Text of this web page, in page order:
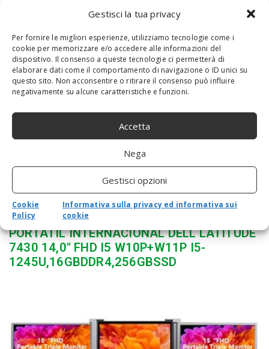
Gestisci la tua privacy
Per fornire le migliori esperienze, utilizziamo tecnologie come i
cookie per memorizzare e/o accedere alle informazioni del
dispositivo. Il consenso a queste tecnologie ci permetterà di
elaborare dati come il comportamento di navigazione o ID unici su
questo sito. Non acconsentire o ritirare il consenso può influire
negativamente su alcune caratteristiche e funzioni.
Accetta
Nega
Gestisci opzioni
Cookie
Policy
Informativa sulla privacy ed informativa sui
cookie
HP L63608-001 Accessori Originale per
Computer Portatile
PORTÁTIL INTERNACIONAL DELL LATITUDE
7430 14,0″ FHD I5 W10P+W11P I5-
1245U,16GBDDR4,256GBSSD